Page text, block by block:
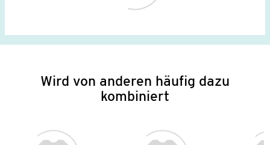
Wird von anderen häufig dazu
kombiniert